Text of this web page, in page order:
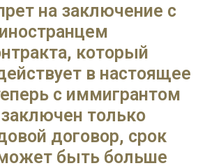
на заключение с
который
в настоящее
с иммигрантом
только
договор, срок
быть больше